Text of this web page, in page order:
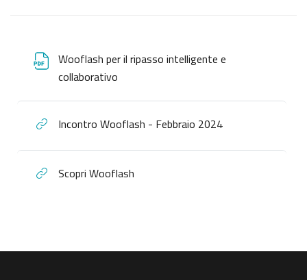
Wooflash per il ripasso intelligente e
collaborativo
Incontro Wooflash - Febbraio 2024
Scopri Wooflash